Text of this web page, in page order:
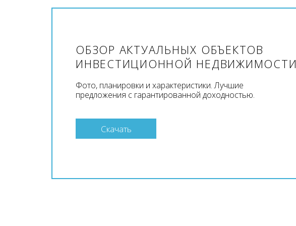
ОБЗОР АКТУАЛЬНЫХ ОБЪЕКТОВ
ИНВЕСТИЦИОННОЙ НЕДВИЖИМОСТИ
Фото, планировки и характеристики. Лучшие
предложения с гарантированной доходностью.
Скачать